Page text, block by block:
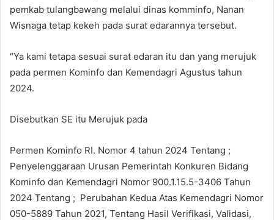
pemkab tulangbawang melalui dinas komminfo, Nanan
Wisnaga tetap kekeh pada surat edarannya tersebut.
“Ya kami tetapa sesuai surat edaran itu dan yang merujuk
pada permen Kominfo dan Kemendagri Agustus tahun
2024.
Disebutkan SE itu Merujuk pada
Permen Kominfo RI. Nomor 4 tahun 2024 Tentang ;
Penyelenggaraan Urusan Pemerintah Konkuren Bidang
Kominfo dan Kemendagri Nomor 900.1.15.5-3406 Tahun
2024 Tentang ; Perubahan Kedua Atas Kemendagri Nomor
050-5889 Tahun 2021, Tentang Hasil Verifikasi, Validasi,